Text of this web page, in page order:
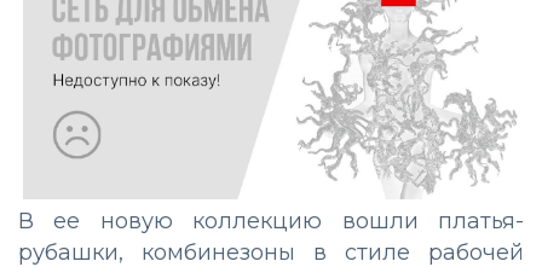
В ее новую коллекцию вошли платья-
рубашки, комбинезоны в стиле рабочей